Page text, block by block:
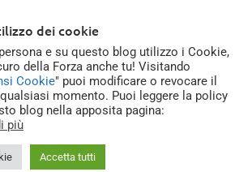
come
al meglio la
dei cookie
e su questo blog utilizzo i Cookie,
della Forza anche tu! Visitando
Cookie" puoi modificare o revocare il
momento. Puoi leggere la policy
blog nella apposita pagina:
più
Accetta tutti